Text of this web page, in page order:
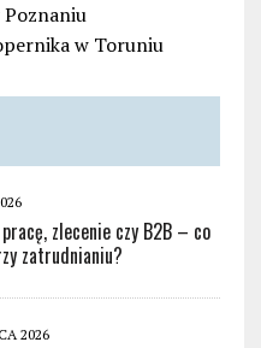
w Toruniu
zlecenie czy B2B – co
zatrudnianiu?
2026